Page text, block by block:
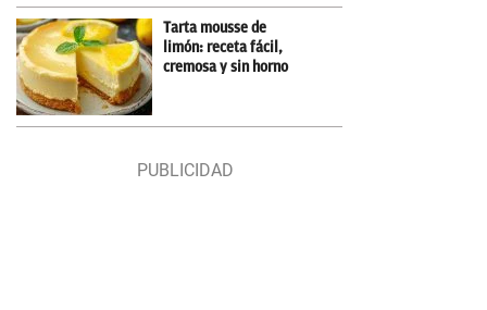
Tarta mousse de
limón: receta fácil,
cremosa y sin horno